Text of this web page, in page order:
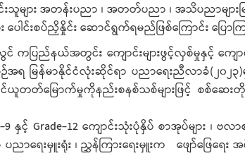
းသူများ အတန်းပညာ ၊ အတတ်ပညာ ၊ အသိပညာမျာ
ြီး ပေါင်းစပ်ညှိနှိုင်း ဆောင်ရွက်ရမည်ဖြစ်ကြောင်း ပြော
ည်နယ်အတွင်း ကျောင်းများဖွင့်လှစ်မှုနှင့် ကျောင်
မြန်မာနိုင်ငံလုံးဆိုင်ရာ ပညာရေးညီလာခံ(၂၀၂၃)မှ
င်ယူတတ်မြောက်မှုကိုနည်းစနစ်သစ်များဖြင့် စစ်ဆေး
Grade-12 ကျောင်းသုံးပုံနှိပ် စာအုပ်များ ၊ ဗလာ
ာရေးမှူးရုံး ၊ ညွှန်ကြားရေးမှူးက ဖျော်ဖြေရေး